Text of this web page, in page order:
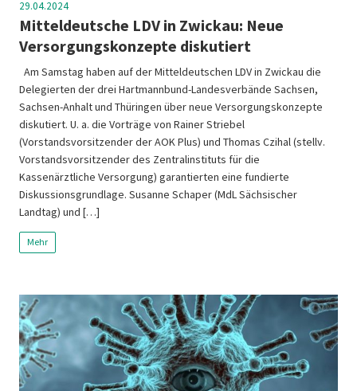
29.04.2024
Mitteldeutsche LDV in Zwickau: Neue
Versorgungskonzepte diskutiert
Am Samstag haben auf der Mitteldeutschen LDV in Zwickau die
Delegierten der drei Hartmannbund-Landesverbände Sachsen,
Sachsen-Anhalt und Thüringen über neue Versorgungskonzepte
diskutiert. U. a. die Vorträge von Rainer Striebel
(Vorstandsvorsitzender der AOK Plus) und Thomas Czihal (stellv.
Vorstandsvorsitzender des Zentralinstituts für die
Kassenärztliche Versorgung) garantierten eine fundierte
Diskussionsgrundlage. Susanne Schaper (MdL Sächsischer
Landtag) und […]
Mehr